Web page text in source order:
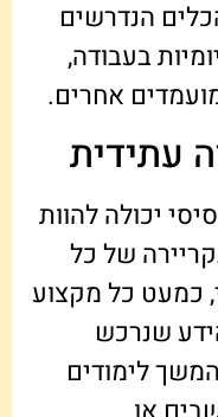
הנדרשים
בעבודה,
אחרים.
עתידית
יכולה להוות
של כל
כמעט כל מקצוע
שנרכש
לימודים